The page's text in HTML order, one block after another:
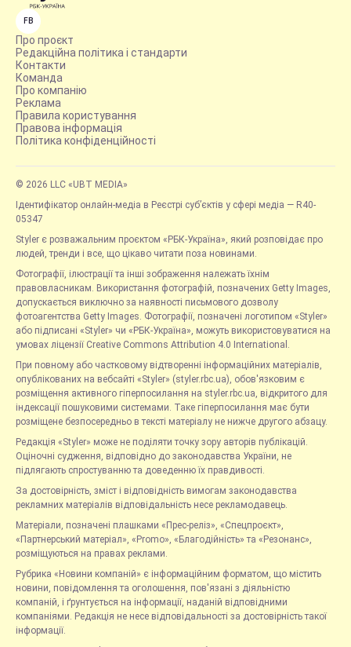
FB
Про проєкт
Редакційна політика і стандарти
Контакти
Команда
Про компанію
Реклама
Правила користування
Правова інформація
Політика конфіденційності
© 2026 LLC «UBT MEDIA»
Ідентифікатор онлайн-медіа в Реєстрі суб’єктів у сфері медіа — R40-
05347
Styler є розважальним проєктом «РБК-Україна», який розповідає про
людей, тренди і все, що цікаво читати поза новинами.
Фотографії, ілюстрації та інші зображення належать їхнім
правовласникам. Використання фотографій, позначених Getty Images,
допускається виключно за наявності письмового дозволу
фотоагентства Getty Images. Фотографії, позначені логотипом «Styler»
або підписані «Styler» чи «РБК-Україна», можуть використовуватися на
умовах ліцензії Creative Commons Attribution 4.0 International.
При повному або частковому відтворенні інформаційних матеріалів,
опублікованих на вебсайті «Styler» (styler.rbc.ua), обов'язковим є
розміщення активного гіперпосилання на styler.rbc.ua, відкритого для
індексації пошуковими системами. Таке гіперпосилання має бути
розміщене безпосередньо в тексті матеріалу не нижче другого абзацу.
Редакція «Styler» може не поділяти точку зору авторів публікацій.
Оціночні судження, відповідно до законодавства України, не
підлягають спростуванню та доведенню їх правдивості.
За достовірність, зміст і відповідність вимогам законодавства
рекламних матеріалів відповідальність несе рекламодавець.
Матеріали, позначені плашками «Прес-реліз», «Спецпроєкт»,
«Партнерський матеріал», «Promo», «Благодійність» та «Резонанс»,
розміщуються на правах реклами.
Рубрика «Новини компаній» є інформаційним форматом, що містить
новини, повідомлення та оголошення, пов'язані з діяльністю
компаній, і ґрунтується на інформації, наданій відповідними
компаніями. Редакція не несе відповідальності за достовірність такої
інформації.